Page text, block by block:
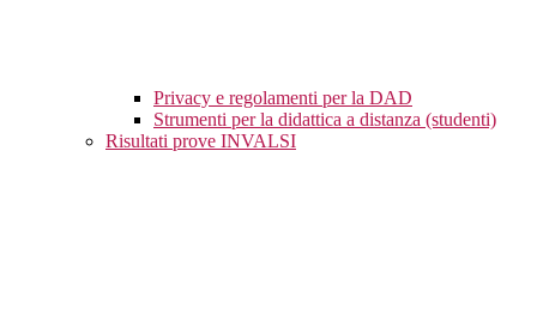
Privacy e regolamenti per la DAD
Strumenti per la didattica a distanza (studenti)
Risultati prove INVALSI